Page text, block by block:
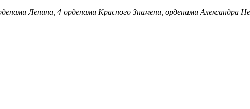
Ленина, 4 орденами Красного Знамени, орденами Александра